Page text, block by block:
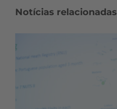
Notícias relacionadas